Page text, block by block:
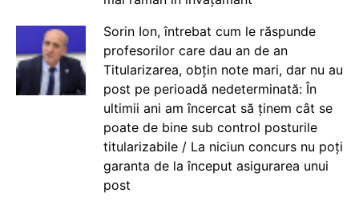
Sorin Ion, întrebat cum le răspunde
profesorilor care dau an de an
Titularizarea, obțin note mari, dar nu au
post pe perioadă nedeterminată: În
ultimii ani am încercat să ținem cât se
poate de bine sub control posturile
titularizabile / La niciun concurs nu poți
garanta de la început asigurarea unui
post